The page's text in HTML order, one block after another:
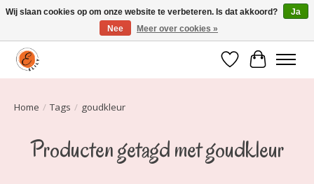
Elily is er om jou te laten stralen! Mode vanaf maat 34 t/m 54
Verlanglijst
Home / Tags / goudkleur
Producten getagd met goudkleur
Wij slaan cookies op om onze website te verbeteren. Is dat akkoord?
Ja
Nee
Meer over cookies »